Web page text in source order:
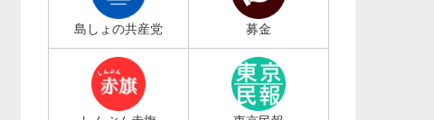
島しょの共産党 募金